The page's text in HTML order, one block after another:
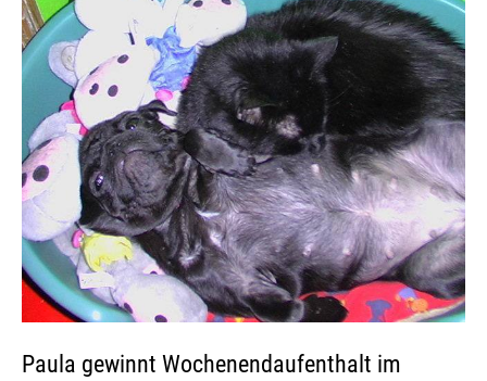
Paula gewinnt Wochenendaufenthalt im